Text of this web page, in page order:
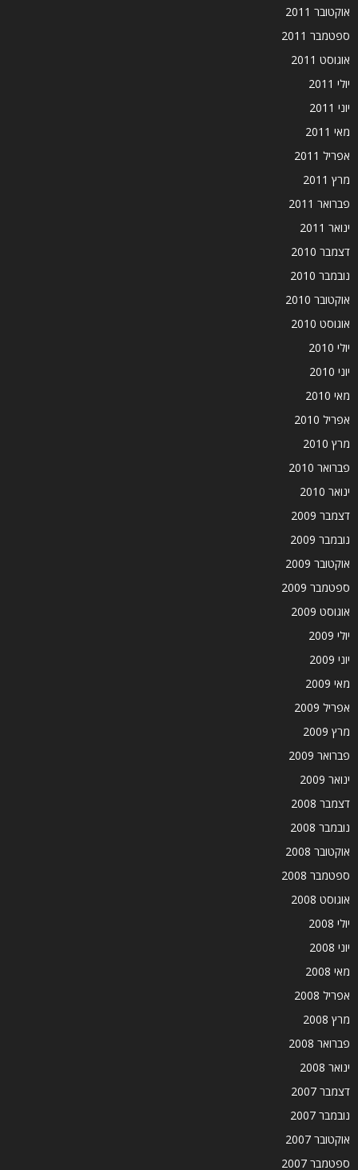
אוקטובר 2011
ספטמבר 2011
אוגוסט 2011
יולי 2011
יוני 2011
מאי 2011
אפריל 2011
מרץ 2011
פברואר 2011
ינואר 2011
דצמבר 2010
נובמבר 2010
אוקטובר 2010
אוגוסט 2010
יולי 2010
יוני 2010
מאי 2010
אפריל 2010
מרץ 2010
פברואר 2010
ינואר 2010
דצמבר 2009
נובמבר 2009
אוקטובר 2009
ספטמבר 2009
אוגוסט 2009
יולי 2009
יוני 2009
מאי 2009
אפריל 2009
מרץ 2009
פברואר 2009
ינואר 2009
דצמבר 2008
נובמבר 2008
אוקטובר 2008
ספטמבר 2008
אוגוסט 2008
יולי 2008
יוני 2008
מאי 2008
אפריל 2008
מרץ 2008
פברואר 2008
ינואר 2008
דצמבר 2007
נובמבר 2007
אוקטובר 2007
ספטמבר 2007